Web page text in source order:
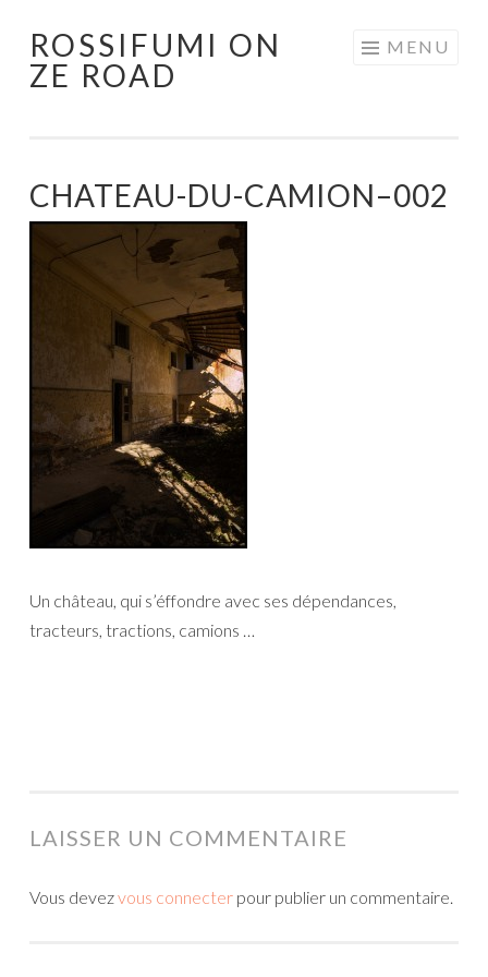
Aller
au
ROSSIFUMI ON
ZE ROAD
MENU
CHATEAU-DU-CAMION–002
Un château, qui s’éffondre avec ses dépendances,
tracteurs, tractions, camions …
LAISSER UN COMMENTAIRE
Vous devezvous connecter pour publier un commentaire.